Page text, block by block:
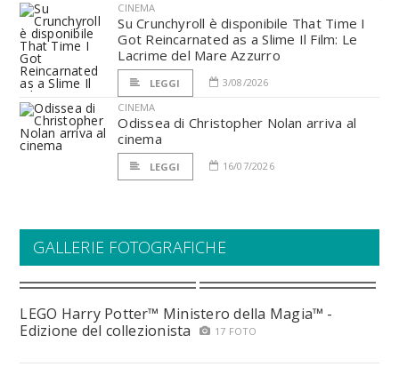
CINEMA
Su Crunchyroll è disponibile That Time I
Got Reincarnated as a Slime Il Film: Le
Lacrime del Mare Azzurro
LEGGI
3/08/2026
CINEMA
Odissea di Christopher Nolan arriva al
cinema
LEGGI 16/07/2026
GALLERIE FOTOGRAFICHE
LEGO Harry Potter™ Ministero della Magia™ -
Edizione del collezionista
17 FOTO